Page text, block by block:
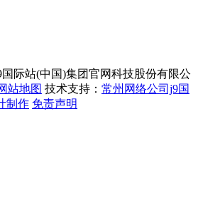
国际站(中国)集团官网科技股份有限公
站地图 技术支持： 常州网络公司j9国
制作 免责声明